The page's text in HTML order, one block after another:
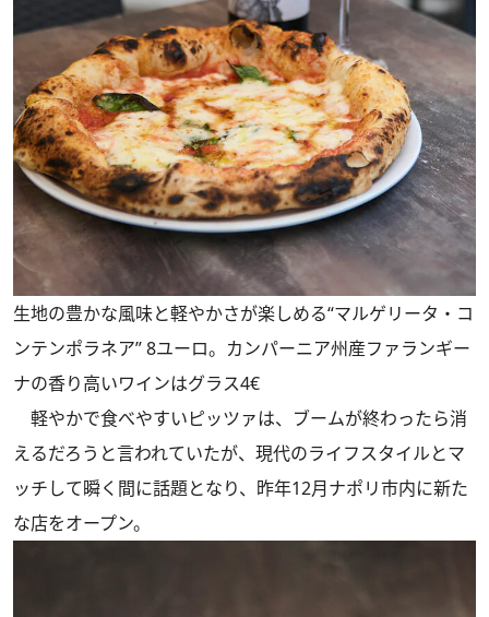
生地の豊かな風味と軽やかさが楽しめる“マルゲリータ・コ
ンテンポラネア” 8ユーロ。カンパーニア州産ファランギー
ナの香り高いワインはグラス4€
軽やかで食べやすいピッツァは、ブームが終わったら消
えるだろうと言われていたが、現代のライフスタイルとマ
ッチして瞬く間に話題となり、昨年12月ナポリ市内に新た
な店をオープン。